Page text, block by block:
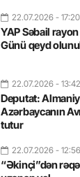
22.07.2026 - 17:20
YAP Səbail
Günü qeyd
22.07.2026 - 13:42
Deputat:
Azərbaycanın
tutur
22.07.2026 - 12:56
“Əkinçi”dən